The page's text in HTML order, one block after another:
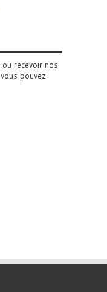
recevoir nos
pouvez